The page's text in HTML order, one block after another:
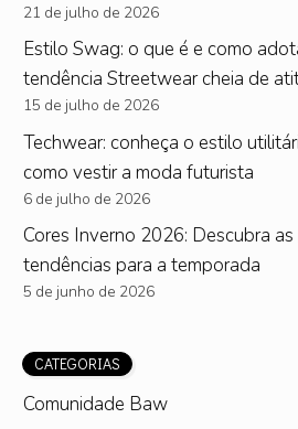
21 de julho de 2026
Estilo Swag: o que é e como
tendência Streetwear cheia de
15 de julho de 2026
Techwear: conheça o estilo
como vestir a moda futurista
6 de julho de 2026
Cores Inverno 2026: Descubra as
tendências para a temporada
5 de junho de 2026
CATEGORIAS
Comunidade Baw